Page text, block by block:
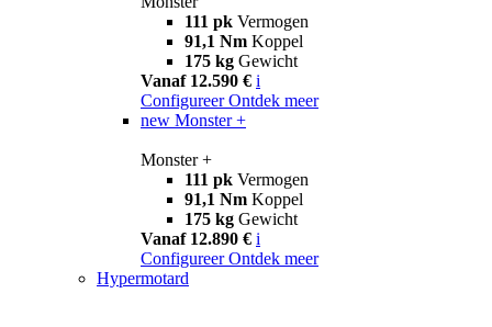
111 pk Vermogen
91,1 Nm Koppel
175 kg Gewicht
Vanaf 12.590 € i
Configureer Ontdek meer
new Monster +
Monster +
111 pk Vermogen
91,1 Nm Koppel
175 kg Gewicht
Vanaf 12.890 € i
Configureer Ontdek meer
Hypermotard